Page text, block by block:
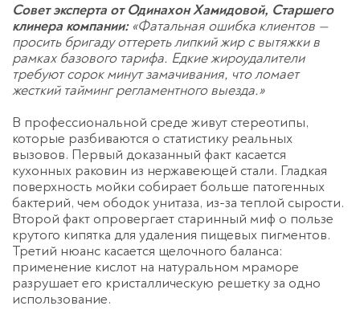
Совет эксперта от Одинахон Хамидовой, Старшего
клинера компании: «Фатальная ошибка клиентов —
просить бригаду оттереть липкий жир с вытяжки в
рамках базового тарифа. Едкие жироудалители
требуют сорок минут замачивания, что ломает
жесткий тайминг регламентного выезда.»
В профессиональной среде живут стереотипы,
которые разбиваются о статистику реальных
вызовов. Первый доказанный факт касается
кухонных раковин из нержавеющей стали. Гладкая
поверхность мойки собирает больше патогенных
бактерий, чем ободок унитаза, из-за теплой сырости.
Второй факт опровергает старинный миф о пользе
крутого кипятка для удаления пищевых пигментов.
Третий нюанс касается щелочного баланса:
применение кислот на натуральном мраморе
разрушает его кристаллическую решетку за одно
использование.